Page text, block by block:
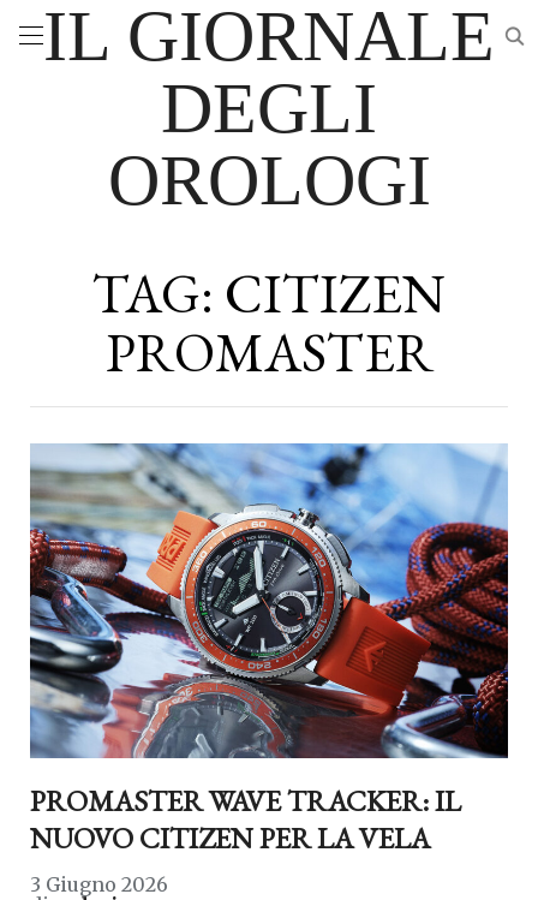
IL GIORNALE
DEGLI
OROLOGI
TAG: CITIZEN
PROMASTER
PROMASTER WAVE TRACKER: IL
NUOVO CITIZEN PER LA VELA
3 Giugno 2026